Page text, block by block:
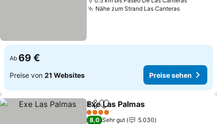
Nähe zum Strand Las CanterasPreise
Ab 69 €
Preise von 21 Websites Preise sehen
TeilenZu Favoriten hinzufügen
Exe Las Palmas
4 Sterne
8,0 Sehr gut
5.030